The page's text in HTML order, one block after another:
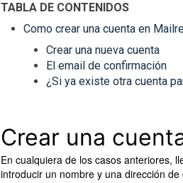
TABLA DE CONTENIDOS
Como crear una cuenta en
Crear una nueva cuenta
El email de confirmación
¿Si ya existe otra cuenta
Crear una
En cualquiera de los casos anteriores,
introducir un nombre y una dirección